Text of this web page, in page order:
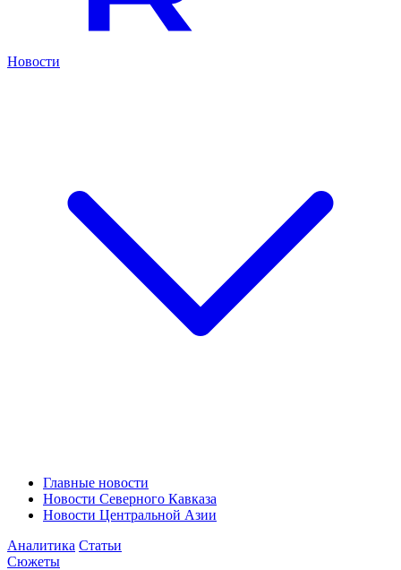
Новости
Главные новости
Новости Северного Кавказа
Новости Центральной Азии
Аналитика Статьи
Сюжеты